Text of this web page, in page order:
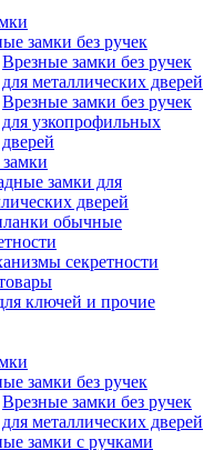
замки без ручек
Врезные замки без ручек
для металлических дверей
Врезные замки без ручек
для узкопрофильных
дверей
замки для
дверей
обычные
секретности
ключей и прочие
замки без ручек
Врезные замки без ручек
для металлических дверей
замки с ручками